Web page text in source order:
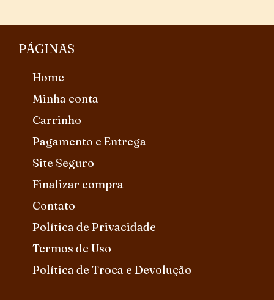
PÁGINAS
Home
Minha conta
Carrinho
Pagamento e Entrega
Site Seguro
Finalizar compra
Contato
Política de Privacidade
Termos de Uso
Política de Troca e Devolução